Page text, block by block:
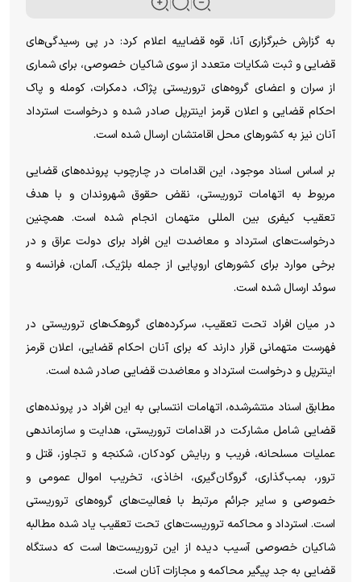
به گزارش خبرگزاری آنا، قوه قضاییه اعلام کرد: در پی رسیدگی‌های
قضایی و ثبت شکایات متعدد از سوی شاکیان خصوصی، برای شماری
از سران و اعضای گروه‌های تروریستی پژاک، دمکرات، کومله و پاک
احکام قضایی و اعلان قرمز اینترپل صادر شده و درخواست استرداد
آنان نیز به کشورهای محل اقامتشان ارسال شده است.
بر اساس اسناد موجود، این اقدامات در چارچوب پرونده‌های قضایی
مربوط به اتهامات تروریستی، نقض حقوق شهروندان و با هدف
تعقیب کیفری بین المللی متهمان انجام شده است. همچنین
درخواست‌های استرداد و معاضدت این افراد برای دولت عراق و در
برخی موارد برای کشورهای اروپایی از جمله بلژیک، آلمان، فرانسه و
سوئد ارسال شده است.
در میان افراد تحت تعقیب، سرکرده‌های گروهک‌های تروریستی در
فهرست متهمانی قرار دارند که برای آنان احکام قضایی، اعلان قرمز
اینترپل و درخواست استرداد و معاضدت قضایی صادر شده است.
مطابق اسناد منتشرشده، اتهامات انتسابی به این افراد در پرونده‌های
قضایی شامل مشارکت در اقدامات تروریستی، هدایت و سازماندهی
عملیات مسلحانه، فریب و ربایش کودکان، شکنجه و تجاوز، قتل و
ترور، بمب‌گذاری، گروگان‌گیری، اخاذی، تخریب اموال عمومی و
خصوصی و سایر جرائم مرتبط با فعالیت‌های گروه‌های تروریستی
است. استرداد و محاکمه تروریست‌های تحت تعقیب یاد شده مطالبه
شاکیان خصوصی آسیب دیده از این تروریست‌ها است که دستگاه
قضایی به جد پیگیر محاکمه و مجازات آنان است.